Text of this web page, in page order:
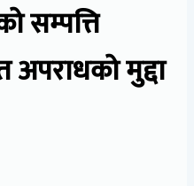
सम्पत्ति
मुद्दा